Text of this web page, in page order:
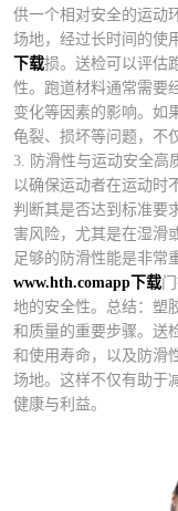
供一个相对安全的运动
场地，经过长时间的使
下载损。送检可以评估
性。跑道材料通常需要
变化等因素的影响。如
龟裂、损坏等问题，不
3. 防滑性与运动安全高
以确保运动者在运动时
判断其是否达到标准要
害风险，尤其是在湿滑
足够的防滑性能是非常
www.hth.comapp下载
地的安全性。总结：塑
和质量的重要步骤。送
和使用寿命，以及防滑
场地。这样不仅有助于
健康与利益。